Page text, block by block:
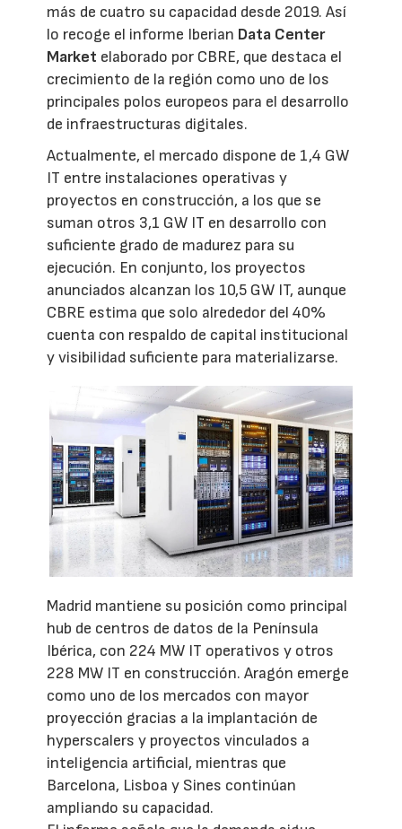
más de cuatro su capacidad desde 2019. Así
lo recoge el informe Iberian Data Center
Market elaborado por CBRE, que destaca el
crecimiento de la región como uno de los
principales polos europeos para el desarrollo
de infraestructuras digitales.
Actualmente, el mercado dispone de 1,4 GW
IT entre instalaciones operativas y
proyectos en construcción, a los que se
suman otros 3,1 GW IT en desarrollo con
suficiente grado de madurez para su
ejecución. En conjunto, los proyectos
anunciados alcanzan los 10,5 GW IT, aunque
CBRE estima que solo alrededor del 40%
cuenta con respaldo de capital institucional
y visibilidad suficiente para materializarse.
Madrid mantiene su posición como principal
hub de centros de datos de la Península
Ibérica, con 224 MW IT operativos y otros
228 MW IT en construcción. Aragón emerge
como uno de los mercados con mayor
proyección gracias a la implantación de
hyperscalers y proyectos vinculados a
inteligencia artificial, mientras que
Barcelona, Lisboa y Sines continúan
ampliando su capacidad.